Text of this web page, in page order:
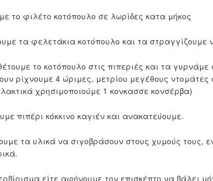
το φιλέτο κοτόπουλο σε λωρίδες κατα μήκος
τα φελετάκια κοτόπουλο και τα
το κοτόπουλο στις πιπεριές και τα
ρίχνουμε 4 ώριμες, μετρίου μεγέθους ντομάτες
χρησιμοποιούμε 1 κονκασσε κονσέρβα)
πιπέρι κόκκινο καγιέν και ανακατεύουμε.
τα υλικά να σιγοβράσουν στους χυμούς τους,
είτε αφήνουμε τον επισκέπτη να βάλει